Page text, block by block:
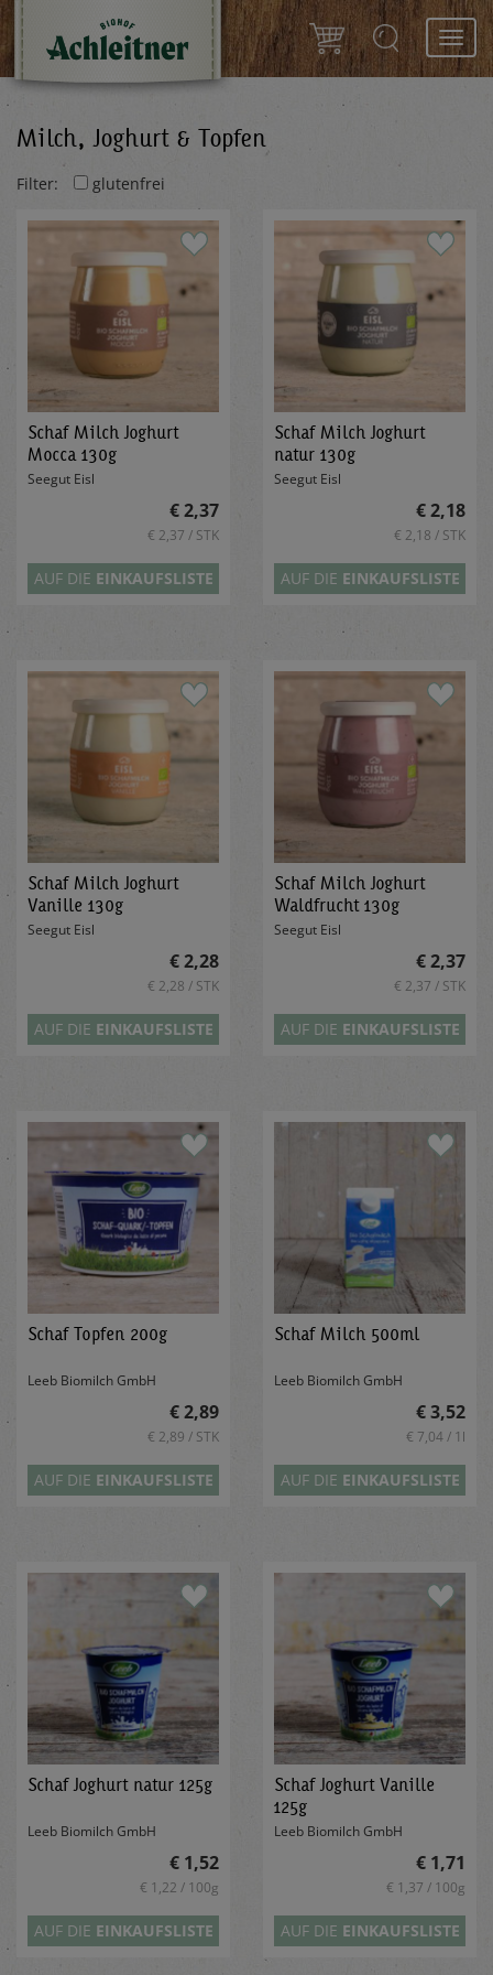
Milch, Joghurt & Topfen
Filter: glutenfrei
Schaf Milch Joghurt
Mocca 130g
Seegut Eisl
€ 2,37
€ 2,37 / STK
AUF DIE EINKAUFSLISTE
Schaf Milch Joghurt
natur 130g
Seegut Eisl
€ 2,18
€ 2,18 / STK
AUF DIE EINKAUFSLISTE
Schaf Milch Joghurt
Vanille 130g
Seegut Eisl
€ 2,28
€ 2,28 / STK
AUF DIE EINKAUFSLISTE
Schaf Milch Joghurt
Waldfrucht 130g
Seegut Eisl
€ 2,37
€ 2,37 / STK
AUF DIE EINKAUFSLISTE
Schaf Topfen 200g
Leeb Biomilch GmbH
€ 2,89
€ 2,89 / STK
AUF DIE EINKAUFSLISTE
Schaf Milch 500ml
Leeb Biomilch GmbH
€ 3,52
€ 7,04 / 1l
AUF DIE EINKAUFSLISTE
Schaf Joghurt natur 125g
Leeb Biomilch GmbH
€ 1,52
€ 1,22 / 100g
AUF DIE EINKAUFSLISTE
Schaf Joghurt Vanille
125g
Leeb Biomilch GmbH
€ 1,71
€ 1,37 / 100g
AUF DIE EINKAUFSLISTE